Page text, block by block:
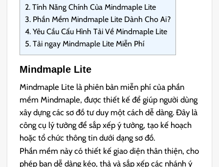
2. Tính Năng Chính Của Mindmaple Lite
3. Phần Mềm Mindmaple Lite Dành Cho Ai?
4. Yêu Cầu Cấu Hình Tải Về Mindmaple Lite
5. Tải ngay Mindmaple Lite Miễn Phí
Mindmaple Lite
Mindmaple Lite là phiên bản miễn phí của phần
mềm Mindmaple, được thiết kế để giúp người dùng
xây dựng các sơ đồ tư duy một cách dễ dàng. Đây là
công cụ lý tưởng để sắp xếp ý tưởng, tạo kế hoạch
hoặc tổ chức thông tin dưới dạng sơ đồ.
Phần mềm này có thiết kế giao diện thân thiện, cho
phép bạn dễ dàng kéo, thả và sắp xếp các nhánh ý